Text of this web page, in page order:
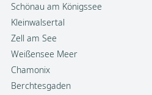
Schönau am Königssee
Kleinwalsertal
Zell am See
Weißensee Meer
Chamonix
Berchtesgaden